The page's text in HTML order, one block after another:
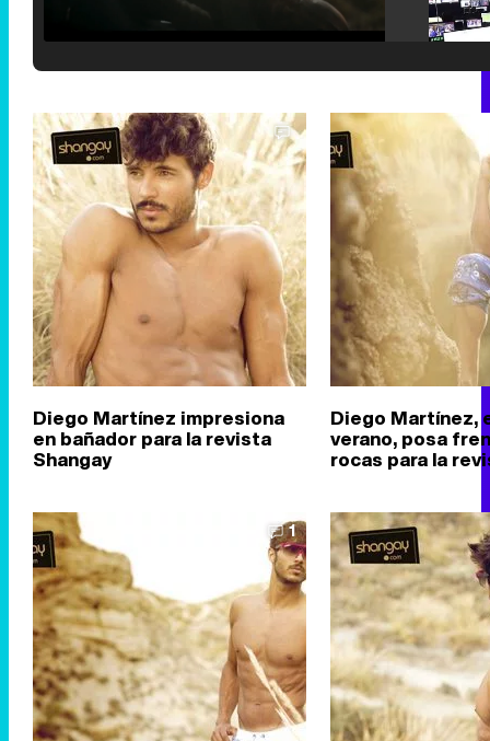
Diego Martínez impresiona
en bañador para la revista
Shangay
Diego Martínez,
verano, posa
rocas para la
1